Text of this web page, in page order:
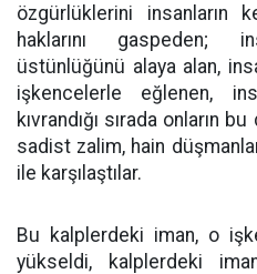
özgürlüklerini insanların
haklarını gaspeden;
üstünlüğünü alaya alan,
işkencelerle eğlenen,
kıvrandığı sırada onların
sadist zalim, hain
ile karşılaştılar.
Bu kalplerdeki iman, o
yükseldi, kalplerdeki